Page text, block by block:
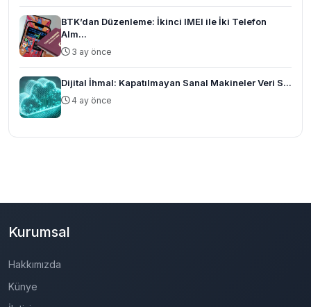
BTK’dan Düzenleme: İkinci IMEI ile İki Telefon
Alm...
3 ay önce
Dijital İhmal: Kapatılmayan Sanal Makineler Veri S...
4 ay önce
Kurumsal
Hakkımızda
Künye